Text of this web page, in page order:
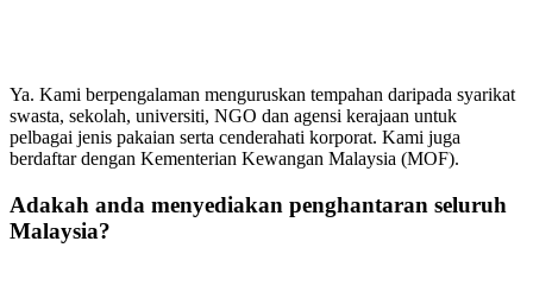
Ya. Kami berpengalaman menguruskan tempahan daripada syarikat
swasta, sekolah, universiti, NGO dan agensi kerajaan untuk
pelbagai jenis pakaian serta cenderahati korporat. Kami juga
berdaftar dengan Kementerian Kewangan Malaysia (MOF).
Adakah anda menyediakan penghantaran seluruh
Malaysia?